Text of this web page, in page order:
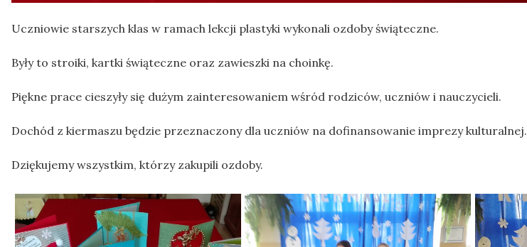
Uczniowie starszych klas w ramach lekcji plastyki wykonali ozdoby świąteczne.
Były to stroiki, kartki świąteczne oraz zawieszki na choinkę.
Piękne prace cieszyły się dużym zainteresowaniem wśród rodziców, uczniów i nauczycieli.
Dochód z kiermaszu będzie przeznaczony dla uczniów na dofinansowanie imprezy kulturalnej.
Dziękujemy wszystkim, którzy zakupili ozdoby.